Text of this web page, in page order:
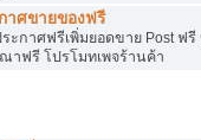
าศขายของฟรี
ระกาศฟรีเพิ่มยอดขาย Post ฟ
าฟรี โปรโมทเพจร้านค้า